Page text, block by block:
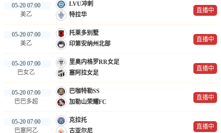
05-20 07:00
美乙
LVU冲刺
特拉华
直播中
05-20 07:00
美乙
托莱多别墅
印第安纳州北部
直播中
05-20 07:00
巴女乙
里奥内格罗RR女足
塞阿拉女足
直播中
05-20 07:00
巴巴多超
巴咖特勒SS
加勒山荣耀FC
直播中
05-20 07:00
巴塞阿乙
克拉托
古亚尔尼
直播中